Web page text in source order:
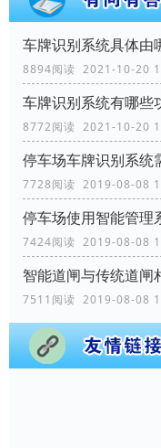
车牌识别系统具体由
8894阅读 2021-10-20
车牌识别系统有哪些
8772阅读 2021-10-20
停车场车牌识别系统
7728阅读 2019-08-08
停车场使用智能管理
7424阅读 2019-08-08
智能道闸与传统道闸
7511阅读 2019-08-08